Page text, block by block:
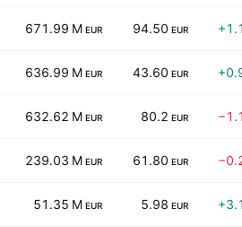
671.99 M EUR 94.50 EUR
636.99 M EUR 43.60 EUR
632.62 M EUR 80.2 EUR
239.03 M EUR 61.80 EUR
51.35 M EUR 5.98 EUR